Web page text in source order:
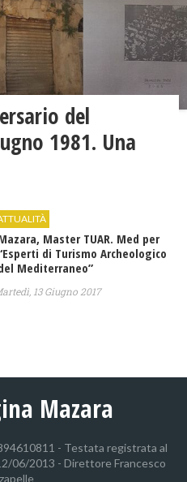
del
1981. Una
Master TUAR. Med per
di Turismo Archeologico
Mediterraneo”
13 Giugno 2017
Mazara
- Testata registrata al
06/2013 - Direttore Francesco